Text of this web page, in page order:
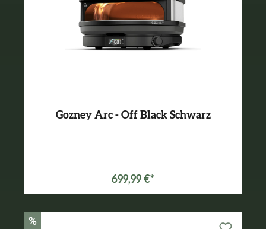
Gozney Arc - Off Black Schwarz
699,99 €*
%